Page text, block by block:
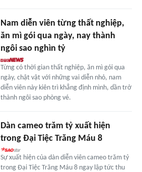
Nam diễn viên từng thất nghiệp,
ăn mì gói qua ngày, nay thành
ngôi sao nghìn tỷ
Từng có thời gian thất nghiệp, ăn mì gói qua
ngày, chật vật với những vai diễn nhỏ, nam
diễn viên này kiên trì khẳng định mình, dần trở
thành ngôi sao phòng vé.
Dàn cameo trăm tỷ xuất hiện
trong Đại Tiệc Trăng Máu 8
Sự xuất hiện của dàn diễn viên cameo trăm tỷ
trong Đại Tiệc Trăng Máu 8 ngay lập tức thu